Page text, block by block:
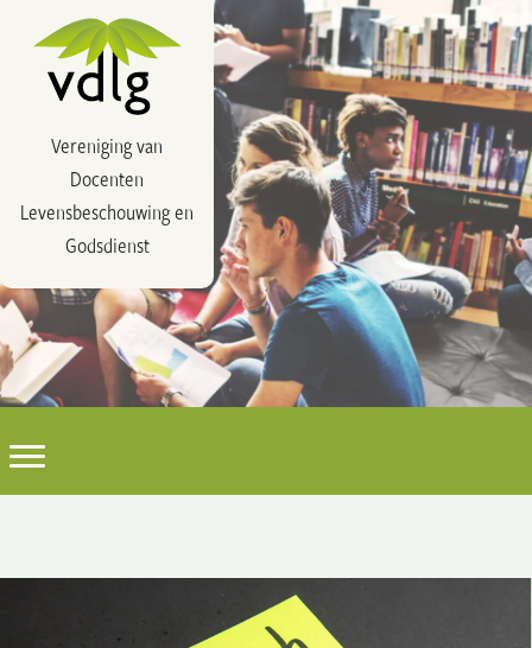
Vereniging van
Docenten
Levensbeschouwing en
Godsdienst